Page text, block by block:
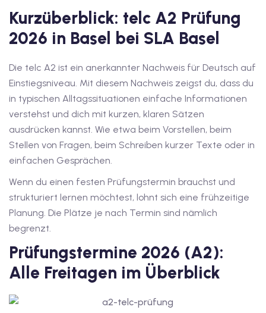
Deutschkurse mit
mit Gutschein
mit Gutschein
mit
A2
Deutschkurse mit
Deutschkurse mit
mit Gutschein
Kurzüberblick: telc A2 Prüfung
2026 in Basel bei SLA Basel
Die telc A2 ist ein anerkannter Nachweis für Deutsch auf
Einstiegsniveau. Mit diesem Nachweis zeigst du, dass du
in typischen Alltagssituationen einfache Informationen
verstehst und dich mit kurzen, klaren Sätzen
ausdrücken kannst. Wie etwa beim Vorstellen, beim
Stellen von Fragen, beim Schreiben kurzer Texte oder in
einfachen Gesprächen.
Wenn du einen festen Prüfungstermin brauchst und
strukturiert lernen möchtest, lohnt sich eine frühzeitige
Planung. Die Plätze je nach Termin sind nämlich
begrenzt.
Prüfungstermine 2026 (A2):
Alle Freitagen im Überblick